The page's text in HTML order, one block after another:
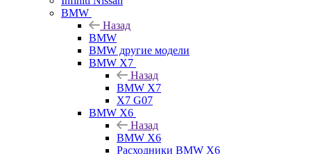
BMW
Назад
BMW
BMW другие модели
BMW X7
Назад
BMW X7
X7 G07
BMW X6
Назад
BMW X6
Расходники BMW X6